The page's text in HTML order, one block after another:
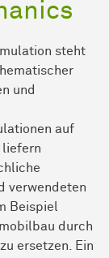
steht
und
auf
liefern
verwendeten
Beispiel
durch
ersetzen. Ein